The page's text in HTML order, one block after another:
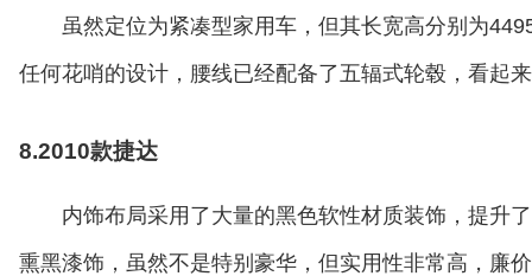
虽然定位为紧凑型家用车，但其长宽高分别为
任何花哨的设计，腰线已经配备了五辐式轮毂，看起
8.2010款捷达
内饰布局采用了大量的黑色软性材质装饰，提升
熏黑漆饰，虽然不是特别豪华，但实用性非常高，廉